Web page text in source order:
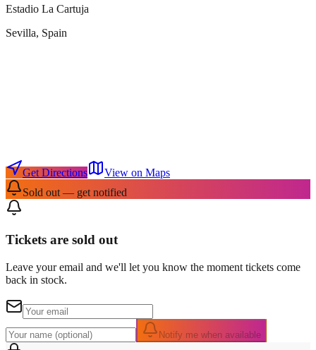
Estadio La Cartuja
Sevilla, Spain
Get Directions
View on Maps
Sold out — get notified
Tickets are sold out
Leave your email and we'll let you know the moment tickets come
back in stock.
Notify me when available